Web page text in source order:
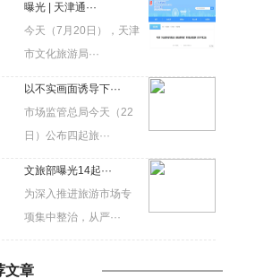
曝光 | 天津通···
今天（7月20日），天津
市文化旅游局···
以不实画面诱导下···
市场监管总局今天（22
日）公布四起旅···
文旅部曝光14起···
为深入推进旅游市场专
项集中整治，从严···
文章